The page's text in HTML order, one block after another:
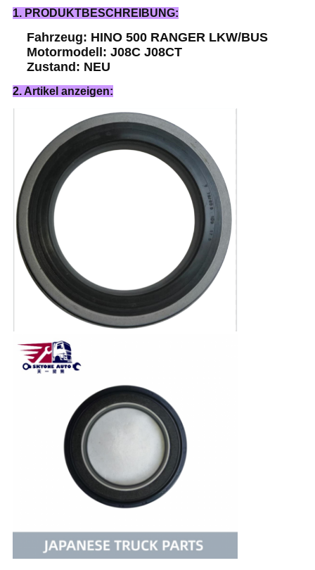
1. PRODUKTBESCHREIBUNG:
Fahrzeug: HINO 500 RANGER LKW/BUS
Motormodell: J08C J08CT
Zustand: NEU
2. Artikel anzeigen: